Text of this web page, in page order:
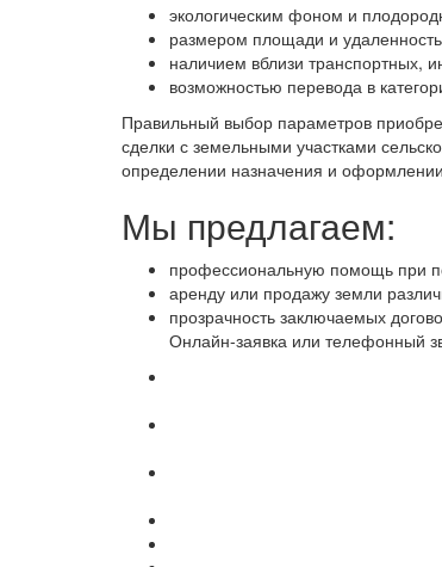
экологическим фоном и
размером площади и
наличием вблизи транспортных,
возможностью перевода в
Правильный выбор параметров
сделки с земельными участками
определении назначения и
Мы предлагаем:
профессиональную помощь при
аренду или продажу земли
прозрачность заключаемых
Онлайн-заявка или телефонный